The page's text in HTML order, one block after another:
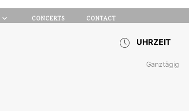
CONCERTS CONTACT
UHRZEIT
Ganztägig